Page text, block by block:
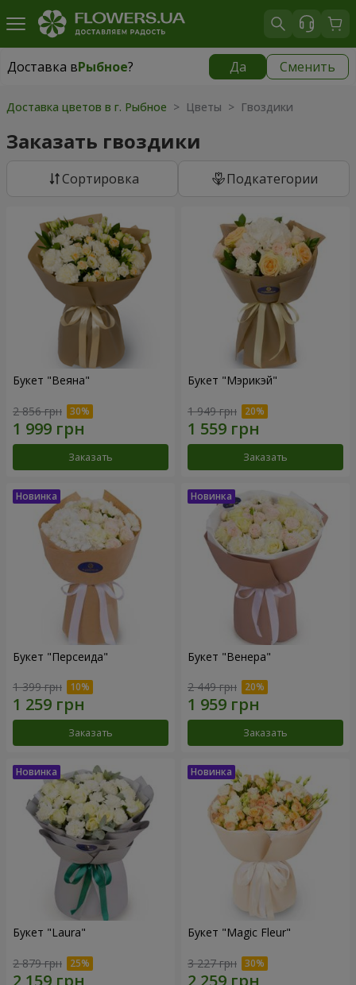
Доставка вРыбное? Да Сменить
Доставка вРыбное|
Доставка цветов в г. Рыбное > Цветы > Гвоздики
Заказать гвоздики
Cортировка Подкатегории
Букет "Веяна"
2 856 грн
Заказать
Букет "Мэрикэй"
1 949 грн
Заказать
Букет "Персеида"
1 399 грн
Заказать
Букет "Венера"
2 449 грн
Заказать
Букет "Laura"
2 879 грн
Букет "Magic Fleur"
3 227 грн